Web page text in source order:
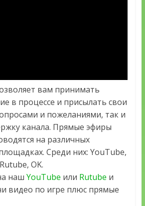
вам принимать
в процессе и присылать свои
и пожеланиями, так и
канала. Прямые эфиры
на различных
Среди них: YouTube,
OK.
наш YouTube или Rutube и
видео по игре плюс прямые